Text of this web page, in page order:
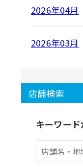
2026年04月
2026年03月
店舗検索
キーワー